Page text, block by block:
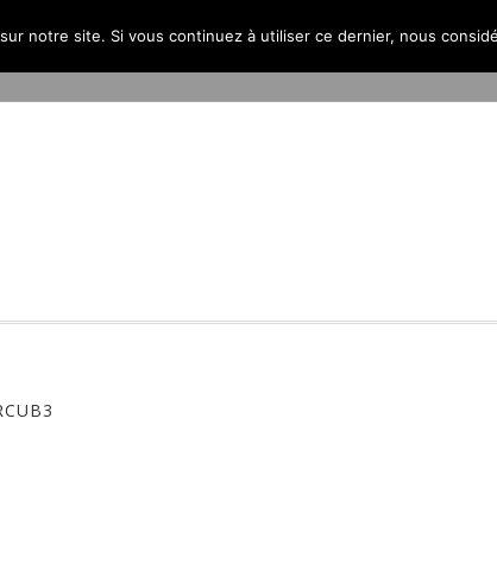
L’AGENCE CONTACT
notre site. Si vous continuez à utiliser ce dernier, nous